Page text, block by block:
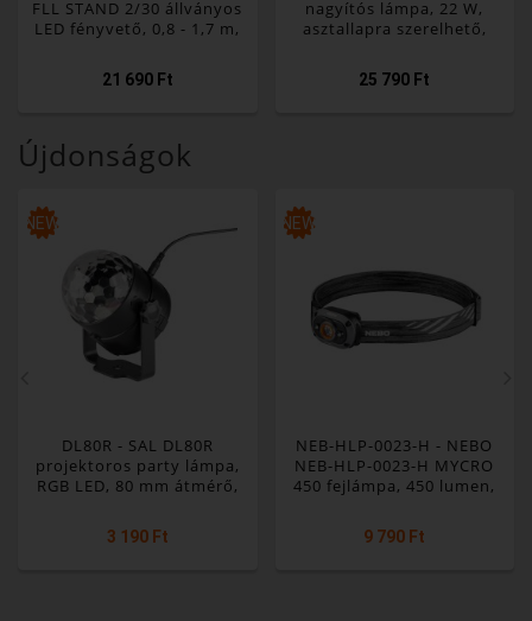
FLL STAND 2/30 állványos
LED fényvető, 0,8 - 1,7 m,
és beltéri
21 690 Ft
nagyítós lámpa, 22 W,
asztallapra szerelhető,
nagyítás
25 790 Ft
Újdonságok
NEW
DL80R - SAL DL80R
projektoros party lámpa,
RGB LED, 80 mm átmérő,
fényeffekt, akár 100 m2-re
3 190 Ft
NEW
NEB-HLP-0023-H - NEBO
NEB-HLP-0023-H MYCRO
450 fejlámpa, 450 lumen,
akkumulátoros tápellátás
9 790 Ft